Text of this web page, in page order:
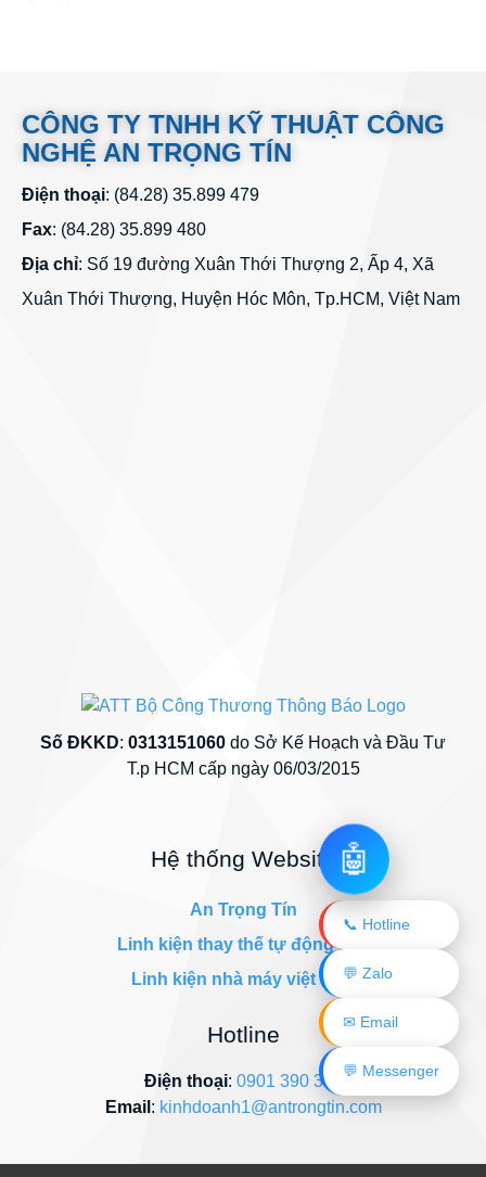
CÔNG TY TNHH KỸ THUẬT CÔNG
NGHỆ AN TRỌNG TÍN
Điện thoại: (84.28) 35.899 479
Fax: (84.28) 35.899 480
Địa chỉ: Số 19 đường Xuân Thới Thượng 2, Ấp 4, Xã
Xuân Thới Thượng, Huyện Hóc Môn, Tp.HCM, Việt Nam
Số ĐKKD: 0313151060 do Sở Kế Hoạch và Đầu Tư
T.p HCM cấp ngày 06/03/2015
Hệ thống Website
An Trọng Tín
Linh kiện thay thế tự động hóa
Linh kiện nhà máy việt nam
Hotline
Điện thoại: 0901 390 345
Email : kinhdoanh1@antrongtin.com
🤖
📞 Hotline
💬 Zalo
✉ Email
💬 Messenger